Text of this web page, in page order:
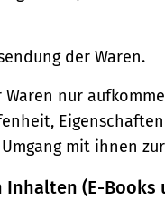
der Waren.
nur
mit ihnen
(E-Books